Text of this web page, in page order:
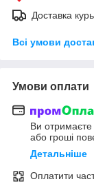
Доставка
Всі умови
Умови оплати
Ви
або гроші
Детальніше
Оплатити